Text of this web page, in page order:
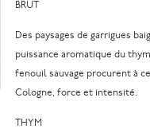
BRUT
Des paysages de garrigues
puissance aromatique du
fenouil sauvage procurent à
Cologne, force et intensité.
THYM